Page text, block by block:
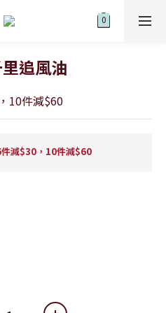
追風油
10件減$60
減$30，10件減$60